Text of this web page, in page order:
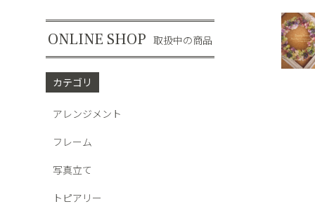
ONLINE SHOP 取扱中の商品
カテゴリ
アレンジメント
フレーム
写真立て
トピアリー